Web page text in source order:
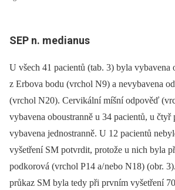
SEP n. medianus
U všech 41 pacientů (tab. 3) byla vybavena
z Erbova bodu (vrchol N9) a nevybavena
(vrchol N20). Cervikální míšní odpověď
vybavena oboustranně u 34 pacientů, u čtyř
vybavena jednostranně. U 12 pacientů
vyšetření SM potvrdit, protože u nich byla
podkorová (vrchol P14 a/ nebo N18) (obr.
průkaz SM byla tedy při prvním vyšetření